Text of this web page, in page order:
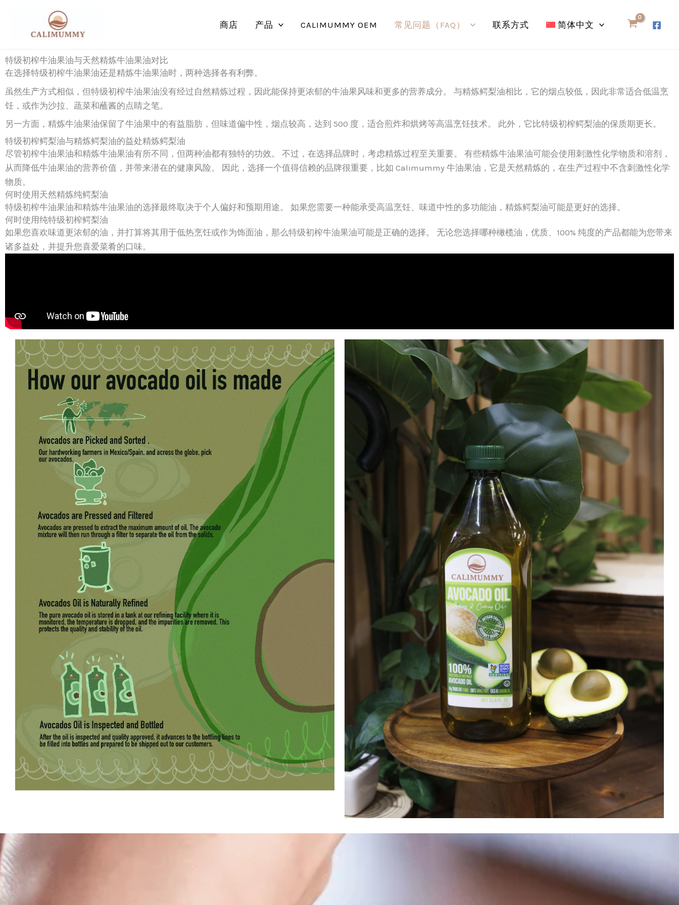
商店 产品 CALIMUMMY OEM 常见问题（FAQ） 联系方式 简体中文
特级初榨牛油果油与天然精炼牛油果油对比
在选择特级初榨牛油果油还是精炼牛油果油时，两种选择各有利弊。
虽然生产方式相似，但特级初榨牛油果油没有经过自然精炼过程，因此能保持更浓郁的牛油果风味和更多的营养成分。 与精炼鳄梨油相比，它的烟点较低，因此非常适合低温烹
饪，或作为沙拉、蔬菜和蘸酱的点睛之笔。
另一方面，精炼牛油果油保留了牛油果中的有益脂肪，但味道偏中性，烟点较高，达到 500 度，适合煎炸和烘烤等高温烹饪技术。 此外，它比特级初榨鳄梨油的保质期更长。
特级初榨鳄梨油与精炼鳄梨油的益处精炼鳄梨油
尽管初榨牛油果油和精炼牛油果油有所不同，但两种油都有独特的功效。 不过，在选择品牌时，考虑精炼过程至关重要。 有些精炼牛油果油可能会使用刺激性化学物质和溶剂，
从而降低牛油果油的营养价值，并带来潜在的健康风险。 因此，选择一个值得信赖的品牌很重要，比如 Calimummy 牛油果油，它是天然精炼的，在生产过程中不含刺激性化学
物质。
何时使用天然精炼纯鳄梨油
特级初榨牛油果油和精炼牛油果油的选择最终取决于个人偏好和预期用途。 如果您需要一种能承受高温烹饪、味道中性的多功能油，精炼鳄梨油可能是更好的选择。
何时使用纯特级初榨鳄梨油
如果您喜欢味道更浓郁的油，并打算将其用于低热烹饪或作为饰面油，那么特级初榨牛油果油可能是正确的选择。 无论您选择哪种橄榄油，优质、100% 纯度的产品都能为您带来
诸多益处，并提升您喜爱菜肴的口味。